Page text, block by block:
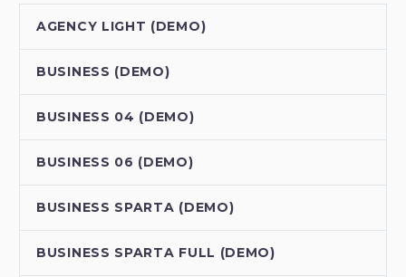
AGENCY LIGHT (DEMO)
BUSINESS (DEMO)
BUSINESS 04 (DEMO)
BUSINESS 06 (DEMO)
BUSINESS SPARTA (DEMO)
BUSINESS SPARTA FULL (DEMO)